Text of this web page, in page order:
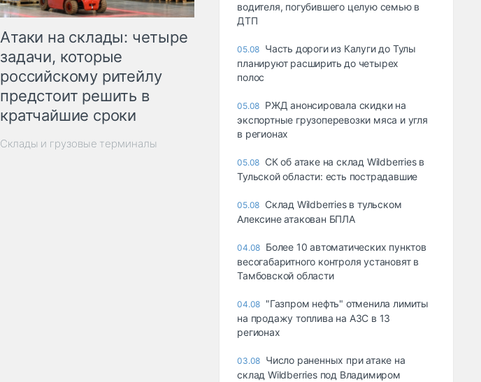
Атаки на склады: четыре
задачи, которые
российскому ритейлу
предстоит решить в
кратчайшие сроки
Склады и грузовые терминалы
водителя, погубившего целую семью в
ДТП
05.08 Часть дороги из Калуги до Тулы
планируют расширить до четырех
полос
05.08 РЖД анонсировала скидки на
экспортные грузоперевозки мяса и угля
в регионах
05.08 СК об атаке на склад Wildberries в
Тульской области: есть пострадавшие
05.08 Склад Wildberries в тульском
Алексине атакован БПЛА
04.08 Более 10 автоматических пунктов
весогабаритного контроля установят в
Тамбовской области
04.08 "Газпром нефть" отменила лимиты
на продажу топлива на АЗС в 13
регионах
03.08 Число раненных при атаке на
склад Wildberries под Владимиром